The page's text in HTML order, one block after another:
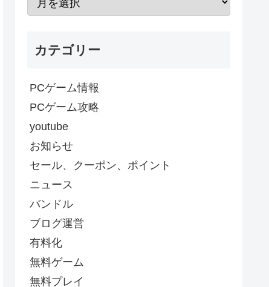
カテゴリー
PCゲーム情報
PCゲーム攻略
youtube
お知らせ
セール、クーポン、ポイント
ニュース
バンドル
ブログ運営
有料化
無料ゲーム
無料プレイ